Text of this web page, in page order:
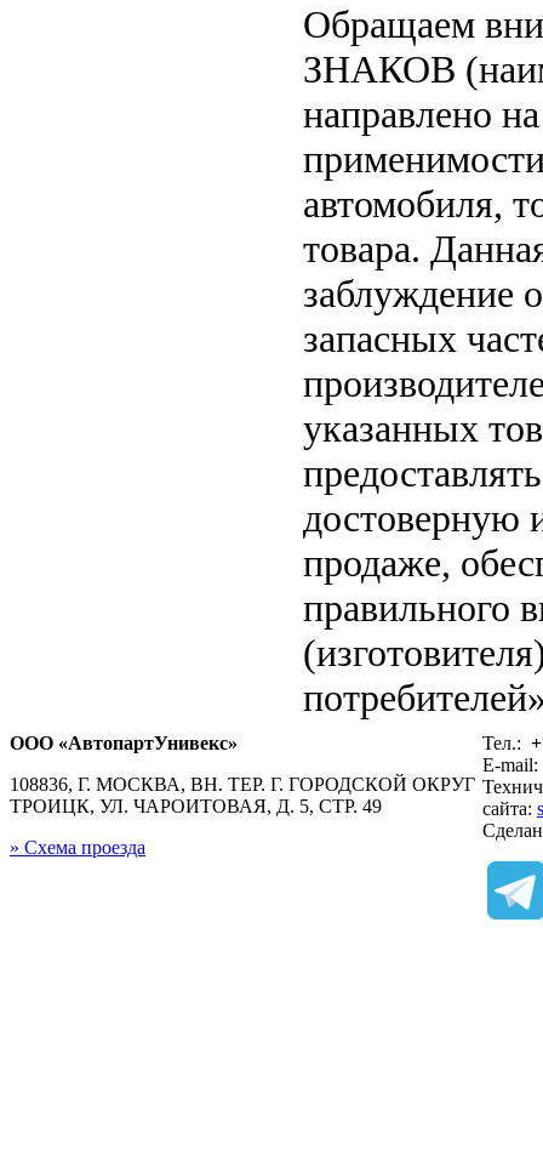
Обращаем
ЗНАКОВ
направлено
автомобиля,
товара.
заблуждение
запасных
указанных
достоверную
продаже,
правильного
ООО «АвтопартУнивекс»
108836, Г. МОСКВА, ВН. ТЕР. Г. ГОРОДСКОЙ ОКРУГ
ТРОИЦК, УЛ. ЧАРОИТОВАЯ, Д. 5, СТР. 49
» Схема проезда
Тел.:
E-mail:
сайта: